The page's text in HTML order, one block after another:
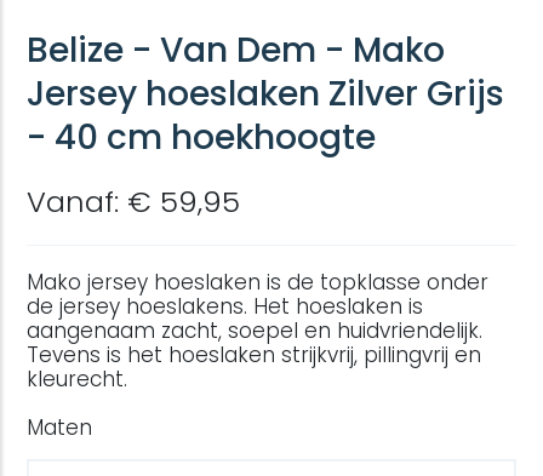
Belize - Van Dem - Mako
Jersey hoeslaken Zilver Grijs
- 40 cm hoekhoogte
Vanaf: € 59,95
Mako jersey hoeslaken is de topklasse onder
de jersey hoeslakens. Het hoeslaken is
aangenaam zacht, soepel en huidvriendelijk.
Tevens is het hoeslaken strijkvrij, pillingvrij en
kleurecht.
Maten